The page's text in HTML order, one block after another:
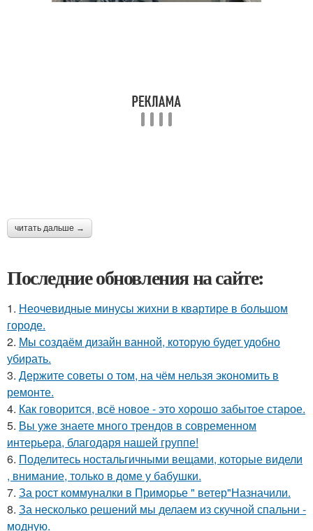
читать дальше →
Последние обновления на сайте:
1. Неочевидные минусы жихни в квартире в большом
городе.
2. Мы создаём дизайн ванной, которую будет удобно
убирать.
3. Держите советы о том, на чём нельзя экономить в
ремонте.
4. Как говорится, всё новое - это хорошо забытое старое.
5. Вы уже знаете много трендов в современном
интерьера, благодаря нашей группе!
6. Поделитесь ностальгичными вещами, которые видели
, внимание, только в доме у бабушки.
7. За рост коммуналки в Приморье " ветер"Назначили.
8. За несколько решений мы делаем из скучной спальни -
модную.